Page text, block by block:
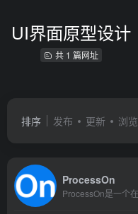
UI界面原型设计
共 1 篇网址
排序 发布 更新 浏览
ProcessOn